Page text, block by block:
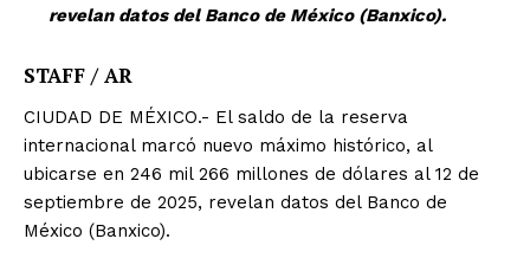
revelan datos del Banco de México (Banxico).
STAFF / AR
CIUDAD DE MÉXICO.- El saldo de la reserva
internacional marcó nuevo máximo histórico, al
ubicarse en 246 mil 266 millones de dólares al 12 de
septiembre de 2025, revelan datos del Banco de
México (Banxico).